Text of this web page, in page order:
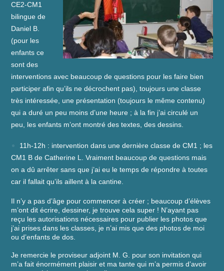
CE2-CM1
bilingue de
Daniel B.
(pour les
enfants ce
sont des
interventions avec beaucoup de questions pour les faire bien
participer afin qu’ils ne décrochent pas), toujours une classe
très intéressée, une présentation (toujours le même contenu)
qui a duré un peu moins d’une heure ; à la fin j’ai circulé un
peu, les enfants m’ont montré des textes, des dessins.
11h-12h : intervention dans une dernière classe de CM1 ; les
CM1 B de Catherine L. Vraiment beaucoup de questions mais
on a dû arrêter sans que j’ai eu le temps de répondre à toutes
car il fallait qu’ils aillent à la cantine.
Il n’y a pas d’âge pour commencer à créer ; beaucoup d’élèves
m’ont dit écrire, dessiner, je trouve cela super ! N’ayant pas
reçu les autorisations nécessaires pour publier les photos que
j’ai prises dans les classes, je n’ai mis que des photos de moi
ou d’enfants de dos.
Je remercie le proviseur adjoint M. G. pour son invitation qui
m’a fait énormément plaisir et ma tante qui m’a permis d’avoir